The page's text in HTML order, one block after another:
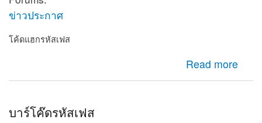
ข่าวประกาศ
โค้ดแฮกรหัสเฟส
Read more
บาร์โค๊ดรหัสเฟส